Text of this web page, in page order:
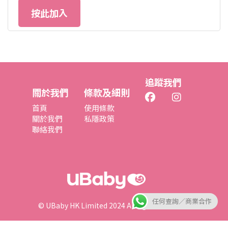
按此加入
關於我們
首頁
關於我們
聯絡我們
條款及細則
使用條款
私隱政策
追蹤我們
© UBaby HK Limited 2024 All rights reserved.
任何查詢／商業合作